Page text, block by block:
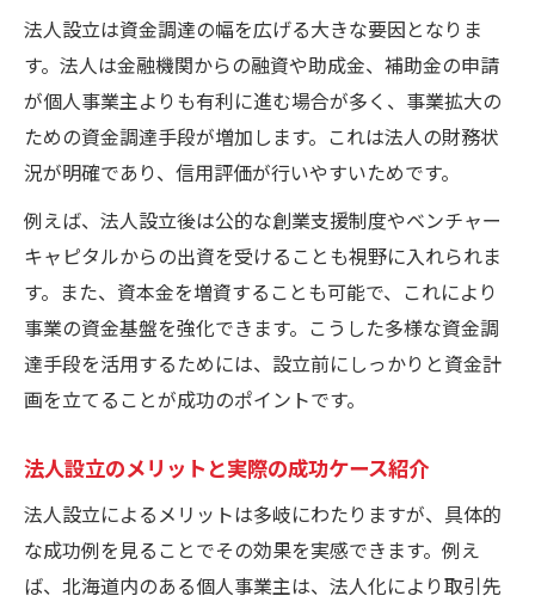
法人設立は資金調達の幅を広げる大きな要因となりま
す。法人は金融機関からの融資や助成金、補助金の申請
が個人事業主よりも有利に進む場合が多く、事業拡大の
ための資金調達手段が増加します。これは法人の財務状
況が明確であり、信用評価が行いやすいためです。
例えば、法人設立後は公的な創業支援制度やベンチャー
キャピタルからの出資を受けることも視野に入れられま
す。また、資本金を増資することも可能で、これにより
事業の資金基盤を強化できます。こうした多様な資金調
達手段を活用するためには、設立前にしっかりと資金計
画を立てることが成功のポイントです。
法人設立のメリットと実際の成功ケース紹介
法人設立によるメリットは多岐にわたりますが、具体的
な成功例を見ることでその効果を実感できます。例え
ば、北海道内のある個人事業主は、法人化により取引先